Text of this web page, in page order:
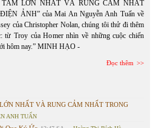
TÂM LỚN NHẤT VÀ RUNG CẢM NHẤT
ẢNH” của Mai An Nguyễn Anh Tuấn về
của Christopher Nolan, chúng tôi thử đi thêm
từ Troy của Homer nhìn về những cuộc chiến
hôm nay.” MINH HẠO -
Đọc thêm
NHẤT VÀ RUNG CẢM NHẤT TRONG
ANH TUẤN